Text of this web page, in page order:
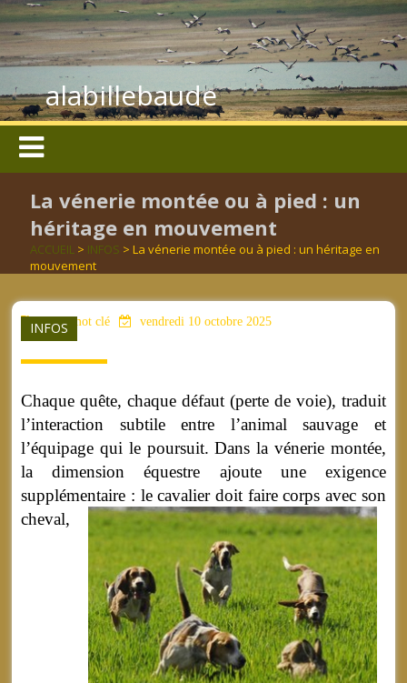
alabillebaude
La vénerie montée ou à pied : un
héritage en mouvement
ACCUEIL > INFOS > La vénerie montée ou à pied : un héritage en
mouvement
INFOS
aucun mot clé vendredi 10 octobre 2025
Chaque quête, chaque défaut (perte de voie), traduit
l’interaction subtile entre l’animal sauvage et
l’équipage qui le poursuit. Dans la vénerie montée,
la dimension équestre ajoute une exigence
supplémentaire : le cavalier doit faire corps avec son
cheval,